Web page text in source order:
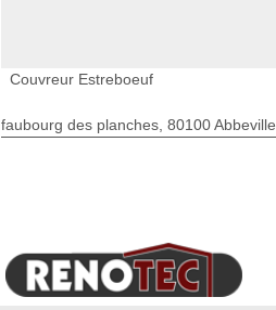
Couvreur Estreboeuf
faubourg des planches, 80100 Abbeville